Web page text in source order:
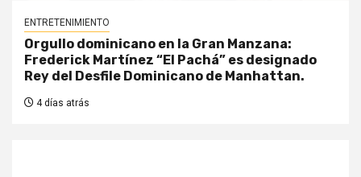
ENTRETENIMIENTO
Orgullo dominicano en la Gran Manzana:
Frederick Martínez “El Pachá” es designado
Rey del Desfile Dominicano de Manhattan.
4 días atrás